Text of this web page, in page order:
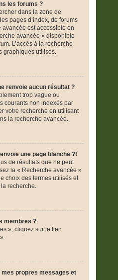
les forums ?
dans la zone de
pages d’index, de forums
est accessible en
avancée » disponible
L’accès à la recherche
graphiques utilisés.
renvoie aucun résultat ?
trop vague ou
courants non indexés par
votre recherche en utilisant
la recherche avancée.
une page blanche ?!
de résultats que ne peut
la « Recherche avancée »
choix des termes utilisés et
recherche.
membres ?
», cliquez sur le lien
propres messages et